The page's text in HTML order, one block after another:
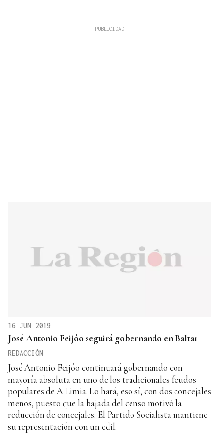
16 JUN 2019
José Antonio Feijóo seguirá gobernando en Baltar
REDACCIÓN
José Antonio Feijóo continuará gobernando con
mayoría absoluta en uno de los tradicionales feudos
populares de A Limia. Lo hará, eso sí, con dos concejales
menos, puesto que la bajada del censo motivó la
reducción de concejales. El Partido Socialista mantiene
su representación con un edil.